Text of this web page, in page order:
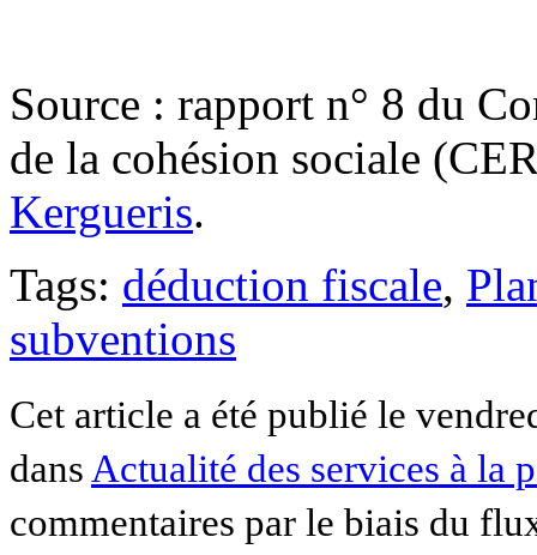
Source : rapport n° 8 du
de la cohésion sociale
Kergueris.
Tags: déduction fiscale,
subventions
Cet article a été publié le
dans Actualité des services à la
commentaires par le biais du